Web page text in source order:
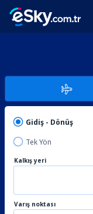
Gidiş - Dönüş
Tek Yön
Kalkış yeri
Varış noktası